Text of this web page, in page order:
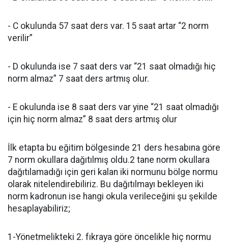
- C okulunda 57 saat ders var. 15 saat artar “2 norm
verilir”
- D okulunda ise 7 saat ders var “21 saat olmadığı hiç
norm almaz” 7 saat ders artmış olur.
- E okulunda ise 8 saat ders var yine “21 saat olmadığı
için hiç norm almaz” 8 saat ders artmış olur
İlk etapta bu eğitim bölgesinde 21 ders hesabına göre
7 norm okullara dağıtılmış oldu.2 tane norm okullara
dağıtılamadığı için geri kalan iki normunu bölge normu
olarak nitelendirebiliriz. Bu dağıtılmayı bekleyen iki
norm kadronun ise hangi okula verileceğini şu şekilde
hesaplayabiliriz;
1-Yönetmelikteki 2. fıkraya göre öncelikle hiç normu